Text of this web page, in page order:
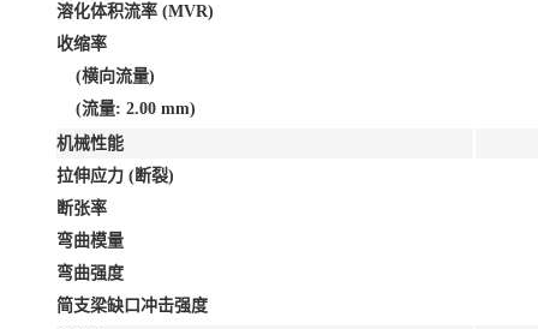
溶化体积流率 (MVR)
收缩率
(横向流量)
(流量: 2.00 mm)
机械性能
拉伸应力 (断裂)
断张率
弯曲模量
弯曲强度
简支梁缺口冲击强度